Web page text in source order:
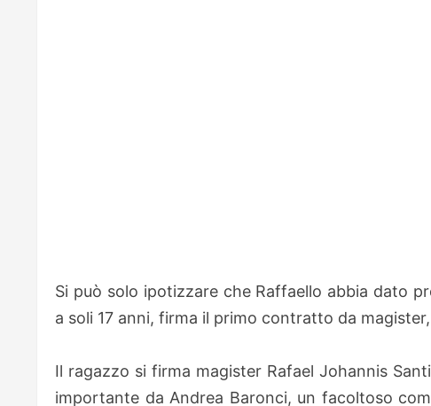
Si può solo ipotizzare che Raffaello abbia dato
a soli 17 anni, firma il primo contratto da
Il ragazzo si firma magister Rafael Johannis
importante da Andrea Baronci, un facoltoso